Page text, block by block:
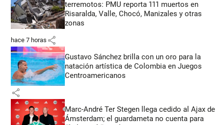
terremotos: PMU reporta 111 muertos en
Risaralda, Valle, Chocó, Manizales y otras
zonas
hace 7 horas share
Gustavo Sánchez brilla con un oro para la
natación artística de Colombia en Juegos
Centroamericanos
share
Marc-André Ter Stegen llega cedido al Ajax de
Ámsterdam; el guardameta no cuenta para